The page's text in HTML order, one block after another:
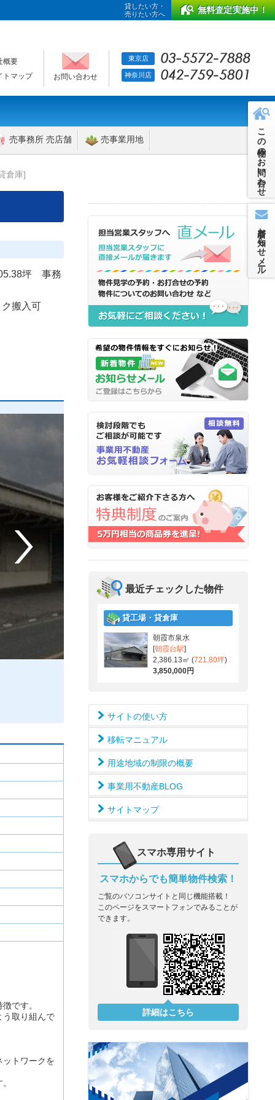
貸したい方・
売りたい方へ
無料査定実施中！
概要
トマップ
お問い合わせ
東京店
神奈川店
売事務所 売店舗 売事業用地
倉庫]
坪 事務
搬入可
です。
う取り組んで
トワークを
この物件のお問い合わせ
新着お知らせメール
最近チェックした物件
貸工場・貸倉庫
朝霞市泉水
[朝霞台駅]
2,386.13㎡ (721.80坪)
3,850,000円
サイトの使い方
移転マニュアル
用途地域の制限の概要
事業用不動産BLOG
サイトマップ
スマホ専用サイト
スマホからでも簡単物件検索！
ご覧のパソコンサイトと同じ機能搭載！
このページをスマートフォンでみることが
できます。
詳細はこちら